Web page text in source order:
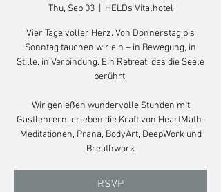
Thu, Sep 03
  |
HELDs Vitalhotel
Vier Tage voller Herz. Von Donnerstag bis
Sonntag tauchen wir ein – in Bewegung, in
Stille, in Verbindung. Ein Retreat, das die Seele
berührt.
Wir genießen wundervolle Stunden mit
Gastlehrern, erleben die Kraft von HeartMath-
Meditationen, Prana, BodyArt, DeepWork und
Breathwork
RSVP